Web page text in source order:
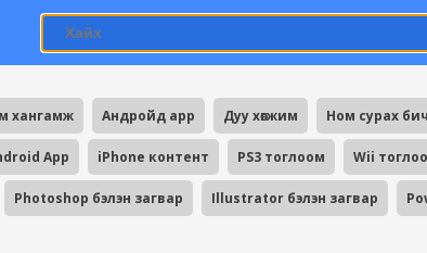
хангамж Андройд app Дуу хөгжим Ном сурах
App iPhone контент PS3 тоглоом Wii
Photoshop бэлэн загвар Illustrator бэлэн загвар